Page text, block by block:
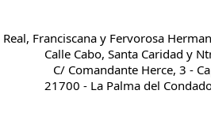
Real, Franciscana y Fervorosa
Calle Cabo, Santa Caridad y
C/ Comandante Herce, 3 -
21700 - La Palma del